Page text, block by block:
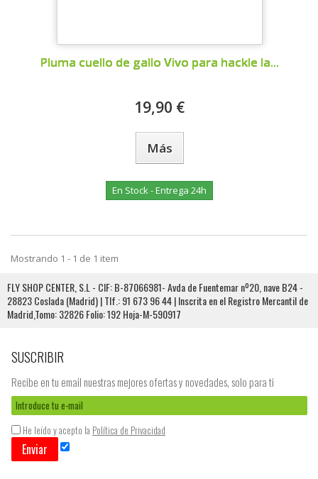
Pluma cuello de gallo Vivo para hackle la...
19,90 €
Más
En Stock - Entrega 24h
Mostrando 1 - 1 de 1 item
FLY SHOP CENTER, S.L - CIF: B-87066981- Avda de Fuentemar nº20, nave B24 -
28823 Coslada (Madrid) | Tlf.: 91 673 96 44 | Inscrita en el Registro Mercantil de
Madrid,Tomo: 32826 Folio: 192 Hoja-M-590917
SUSCRIBIR
Recibe en tu email nuestras mejores ofertas y novedades, solo para ti
He leído y acepto la Política de Privacidad
Enviar